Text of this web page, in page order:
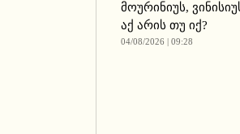
მოურინიუს,
აქ არის თუ იქ?
04/08/2026 | 09:28